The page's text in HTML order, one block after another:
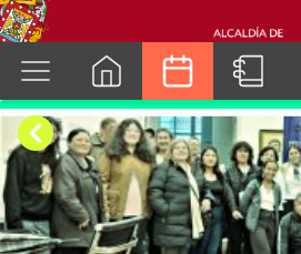
cuenca.gob.ec